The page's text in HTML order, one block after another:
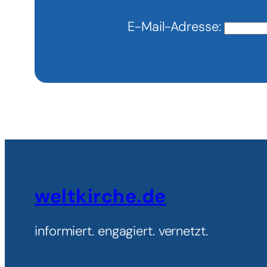
E-Mail-Adresse:
weltkirche.de
informiert. engagiert. vernetzt.